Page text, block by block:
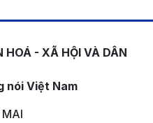
HOÁ - XÃ HỘI VÀ DÂN
nói Việt Nam